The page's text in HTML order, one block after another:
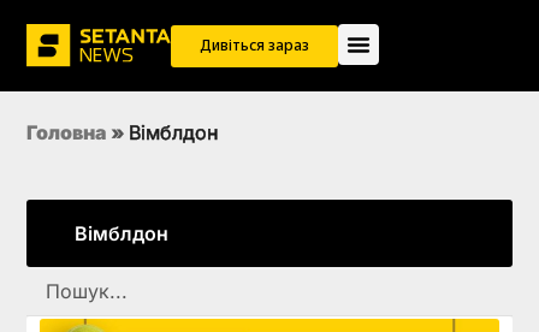
Дивіться зараз
Головна » Вімблдон
Вімблдон